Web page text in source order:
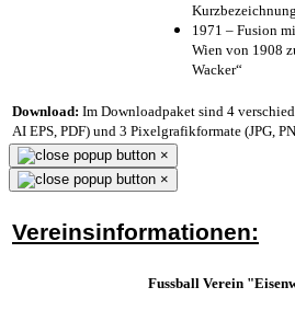
1971 – Fusion
Wien von 1908
Wacker“
Download: Im Downloadpaket sind 4
AI EPS, PDF) und 3 Pixelgrafikformate (JPG,
×
×
Vereinsinformationen:
Fussball Verein